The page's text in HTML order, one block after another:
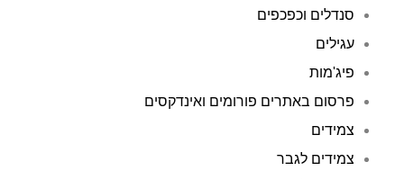
סנדלים וכפכפים
עגילים
פיג'מות
פרסום באתרים פורומים ואינדקסים
צמידים
צמידים לגבר